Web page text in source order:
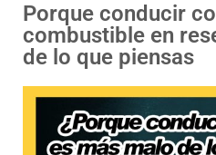
Porque conducir
combustible en
de lo que piensas